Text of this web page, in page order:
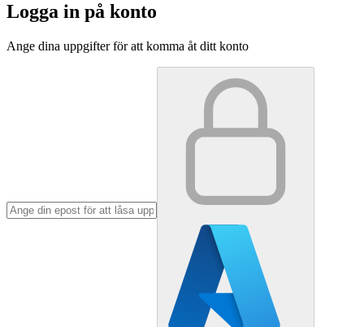
Logga in på konto
Ange dina uppgifter för att komma åt ditt konto